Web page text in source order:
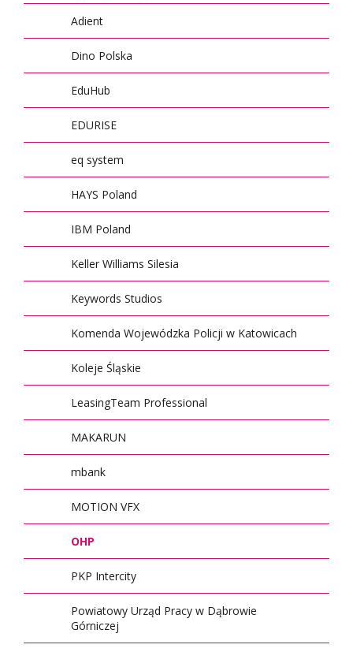
Adient
Dino Polska
EduHub
EDURISE
eq system
HAYS Poland
IBM Poland
Keller Williams Silesia
Keywords Studios
Komenda Wojewódzka Policji w Katowicach
Koleje Śląskie
LeasingTeam Professional
MAKARUN
mbank
MOTION VFX
OHP
PKP Intercity
Powiatowy Urząd Pracy w Dąbrowie
Górniczej